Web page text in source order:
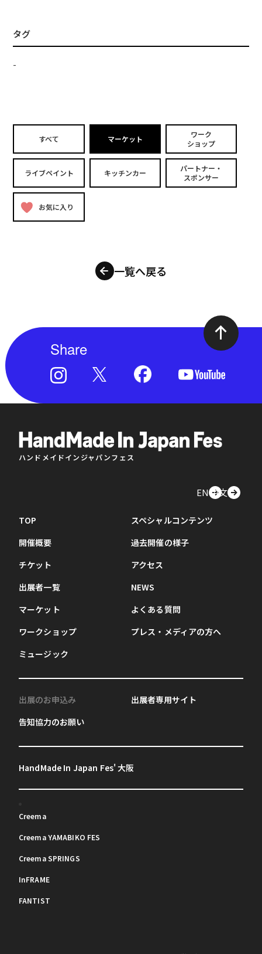
タグ
-
すべて マーケット
ワーク
ショップ
ライブペイント キッチンカー
パートナー・
スポンサー
お気に入り
一覧へ戻る
Share
ハンドメイドインジャパンフェス
EN中文
TOP
開催概要
チケット
出展者一覧
マーケット
ワークショップ
ミュージック
スペシャルコンテンツ
過去開催の様子
アクセス
NEWS
よくある質問
プレス・メディアの方へ
出展のお申込み
告知協力のお願い
出展者専用サイト
HandMade In Japan Fes' 大阪
Creema
Creema YAMABIKO FES
Creema SPRINGS
InFRAME
FANTIST